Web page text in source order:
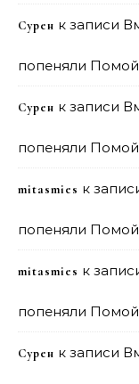
Сурен к записи
попеняли
Сурен к записи
попеняли
mitasmies к
попеняли
mitasmies к
попеняли
Сурен к записи